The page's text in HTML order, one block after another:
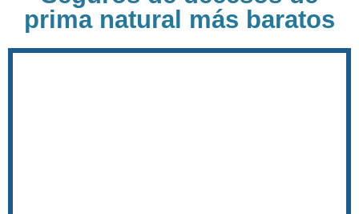
prima natural más baratos